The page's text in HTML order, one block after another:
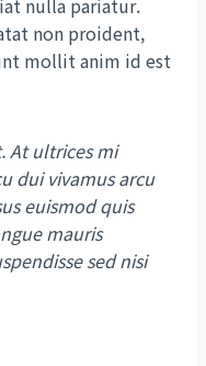
nulla pariatur.
non proident,
mollit anim id est
At ultrices mi
dui vivamus arcu
euismod quis
mauris
sed nisi